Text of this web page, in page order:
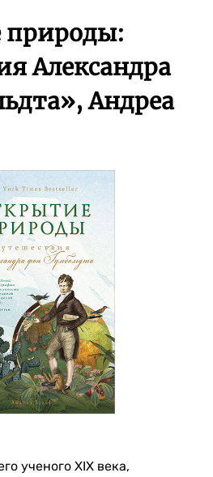
природы:
Александра
Андреа
ученого XIX века,